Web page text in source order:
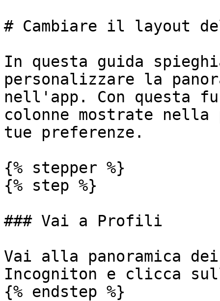
# Cambiare il layout
In questa guida
personalizzare la
nell'app. Con questa
colonne mostrate
tue preferenze.
{% stepper %}
{% step %}
### Vai a Profili
Vai alla panoramica
Incogniton e clicca
{% endstep %}